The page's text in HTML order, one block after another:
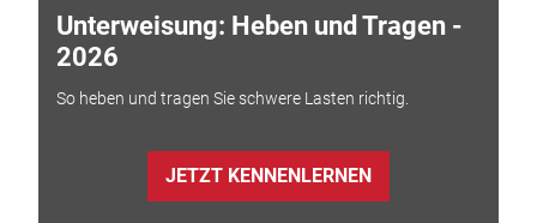
Unterweisung: Heben und Tragen -
2026
So heben und tragen Sie schwere Lasten richtig.
JETZT KENNENLERNEN